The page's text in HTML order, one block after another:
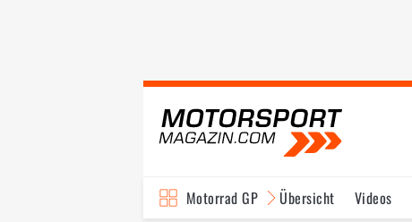
Motorrad GP Übersicht Videos